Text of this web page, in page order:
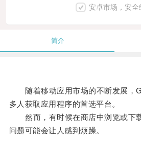
安卓市场，安全
简介
随着移动应用市场的不断发展，
多人获取应用程序的首选平台。
然而，有时候在商店中浏览或下
问题可能会让人感到烦躁。